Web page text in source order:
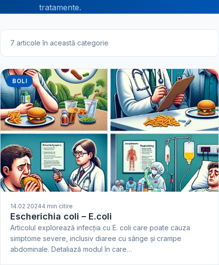
tratamente.
7 articole în această categorie
BOLI
14.02.20244 min citire
Escherichia coli – E.coli
Articolul explorează infecția cu E. coli care poate cauza
simptome severe, inclusiv diaree cu sânge și crampe
abdominale. Detaliază modul în care…